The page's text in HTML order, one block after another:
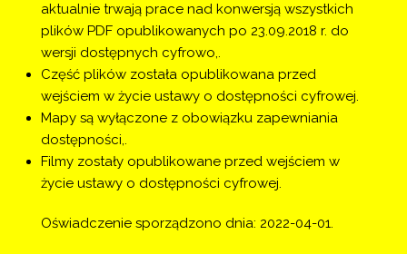
aktualnie trwają prace nad konwersją wszystkich
plików PDF opublikowanych po 23.09.2018 r. do
wersji dostępnych cyfrowo,.
Część plików została opublikowana przed
wejściem w życie ustawy o dostępności cyfrowej.
Mapy są wyłączone z obowiązku zapewniania
dostępności,.
Filmy zostały opublikowane przed wejściem w
życie ustawy o dostępności cyfrowej.
Oświadczenie sporządzono dnia: 2022-04-01.